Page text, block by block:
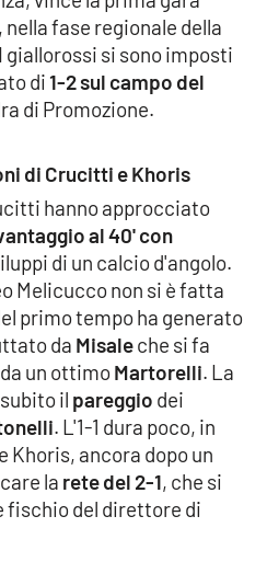
fase regionale della
si sono imposti
di1-2sul campo del
di Promozione.
di Crucitti e Khoris
hanno approcciato
al 40' con
di un calcio d'angolo.
Melicucco non si è fatta
primo tempo ha generato
da Misaleche si fa
un ottimoMartorelli. La
il pareggio dei
. L'1-1 dura poco, in
Khoris, ancora dopo un
la rete del 2-1, che si
del direttore di